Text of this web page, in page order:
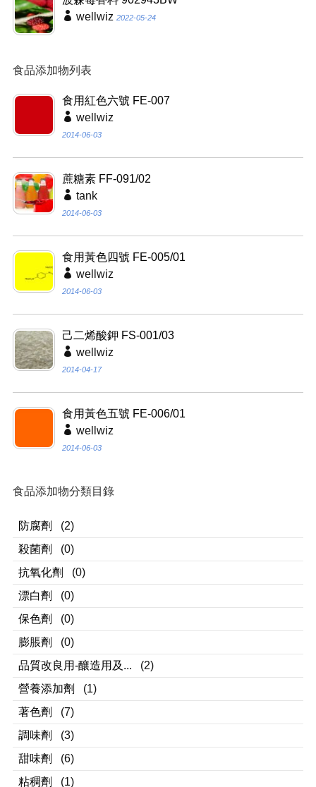
wellwiz 2022-05-24
食品添加物列表
食用紅色六號 FE-007
wellwiz
2014-06-03
蔗糖素 FF-091/02
tank
2014-06-03
食用黃色四號 FE-005/01
wellwiz
2014-06-03
己二烯酸鉀 FS-001/03
wellwiz
2014-04-17
食用黃色五號 FE-006/01
wellwiz
2014-06-03
食品添加物分類目錄
防腐劑
(2)
殺菌劑
(0)
抗氧化劑
(0)
漂白劑
(0)
保色劑
(0)
膨脹劑
(0)
品質改良用-釀造用及...
(2)
營養添加劑
(1)
著色劑
(7)
調味劑
(3)
甜味劑
(6)
粘稠劑
(1)